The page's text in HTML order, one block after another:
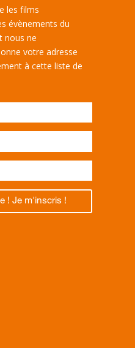
les films
évènements du
nous ne
votre adresse
à cette liste de
! Je m'inscris !